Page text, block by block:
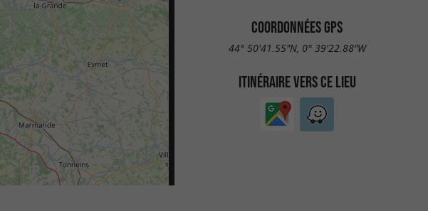
COORDONNÉES GPS
44° 50'41.55"N, 0° 39'22.88"W
ITINÉRAIRE VERS CE LIEU